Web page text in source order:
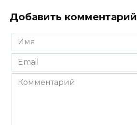
Добавить комментарий
Имя
*
Email
*
Комментарий